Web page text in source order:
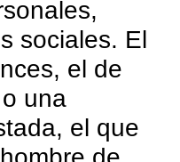
sociales. El
el de
una
el que